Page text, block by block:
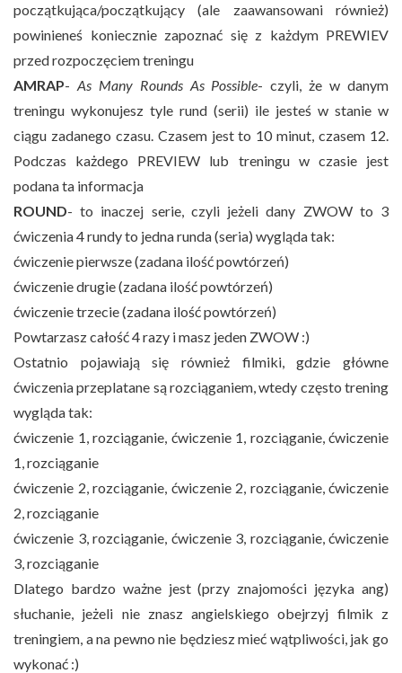
początkująca/początkujący (ale zaawansowani również)
powinieneś koniecznie zapoznać się z każdym PREWIEV
przed rozpoczęciem treningu
AMRAP- As Many Rounds As Possible- czyli, że w danym
treningu wykonujesz tyle rund (serii) ile jesteś w stanie w
ciągu zadanego czasu. Czasem jest to 10 minut, czasem 12.
Podczas każdego PREVIEW lub treningu w czasie jest
podana ta informacja
ROUND- to inaczej serie, czyli jeżeli dany ZWOW to 3
ćwiczenia 4 rundy to jedna runda (seria) wygląda tak:
ćwiczenie pierwsze (zadana ilość powtórzeń)
ćwiczenie drugie (zadana ilość powtórzeń)
ćwiczenie trzecie (zadana ilość powtórzeń)
Powtarzasz całość 4 razy i masz jeden ZWOW :)
Ostatnio pojawiają się również filmiki, gdzie główne
ćwiczenia przeplatane są rozciąganiem, wtedy często trening
wygląda tak:
ćwiczenie 1, rozciąganie, ćwiczenie 1, rozciąganie, ćwiczenie
1, rozciąganie
ćwiczenie 2, rozciąganie, ćwiczenie 2, rozciąganie, ćwiczenie
2, rozciąganie
ćwiczenie 3, rozciąganie, ćwiczenie 3, rozciąganie, ćwiczenie
3, rozciąganie
Dlatego bardzo ważne jest (przy znajomości języka ang)
słuchanie, jeżeli nie znasz angielskiego obejrzyj filmik z
treningiem, a na pewno nie będziesz mieć wątpliwości, jak go
wykonać :)